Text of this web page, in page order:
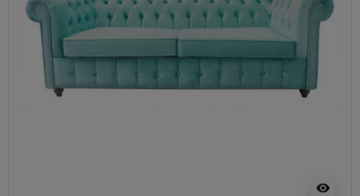
visibility